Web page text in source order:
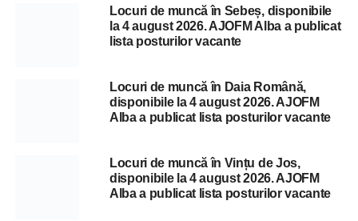
Locuri de muncă în Sebeș, disponibile
la 4 august 2026. AJOFM Alba a publicat
lista posturilor vacante
Locuri de muncă în Daia Română,
disponibile la 4 august 2026. AJOFM
Alba a publicat lista posturilor vacante
Locuri de muncă în Vințu de Jos,
disponibile la 4 august 2026. AJOFM
Alba a publicat lista posturilor vacante